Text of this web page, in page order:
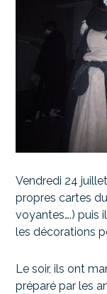
Vendredi 24
propres cartes
voyantes….) puis
les décorations
Le soir, ils ont
préparé par les